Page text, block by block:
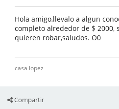
Hola amigo,llevalo a algun
completo alrededor de $ 2000,
quieren robar,saludos. O0
casa lopez
Compartir